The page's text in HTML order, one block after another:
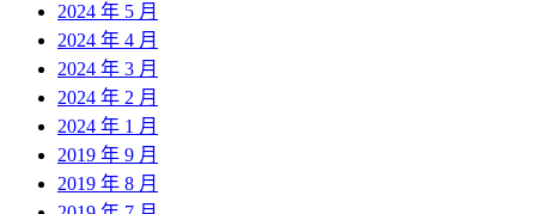
2024 年 5 月
2024 年 4 月
2024 年 3 月
2024 年 2 月
2024 年 1 月
2019 年 9 月
2019 年 8 月